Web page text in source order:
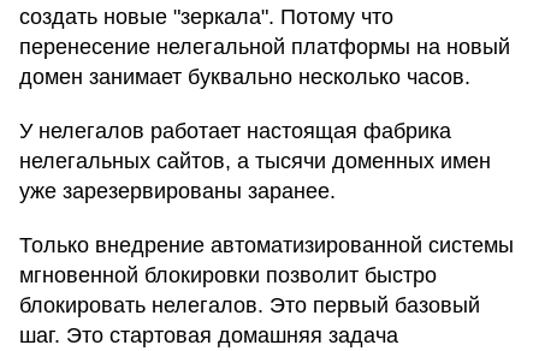
создать новые "зеркала". Потому что
перенесение нелегальной платформы на новый
домен занимает буквально несколько часов.
У нелегалов работает настоящая фабрика
нелегальных сайтов, а тысячи доменных имен
уже зарезервированы заранее.
Только внедрение автоматизированной системы
мгновенной блокировки позволит быстро
блокировать нелегалов. Это первый базовый
шаг. Это стартовая домашняя задача